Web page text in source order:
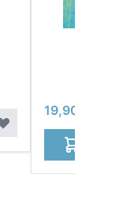
19,90 EUR